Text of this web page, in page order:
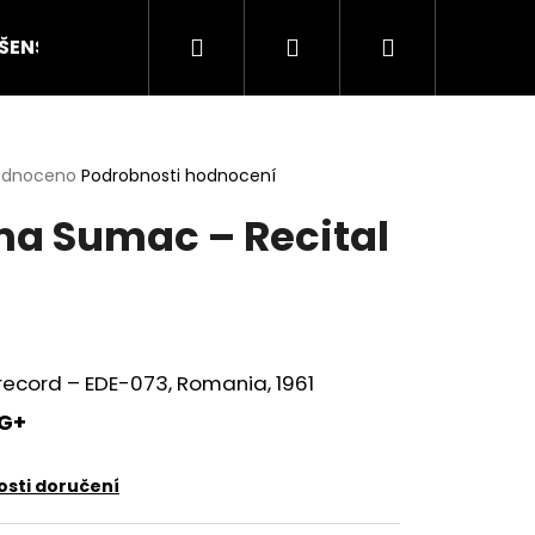
HODNOCENÍ STAVU O NÁS
Hledat PřihlášeníNákupní
Podrobnosti hodnocení
Sumac ‎– Recital
‎– EDE-073, Romania, 1961
doručení